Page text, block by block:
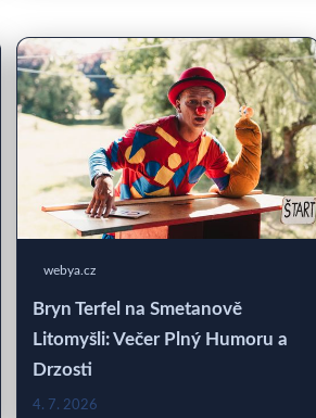
webya.cz
Bryn Terfel na Smetanově
Litomyšli: Večer Plný Humoru a
Drzosti
4. 7. 2026